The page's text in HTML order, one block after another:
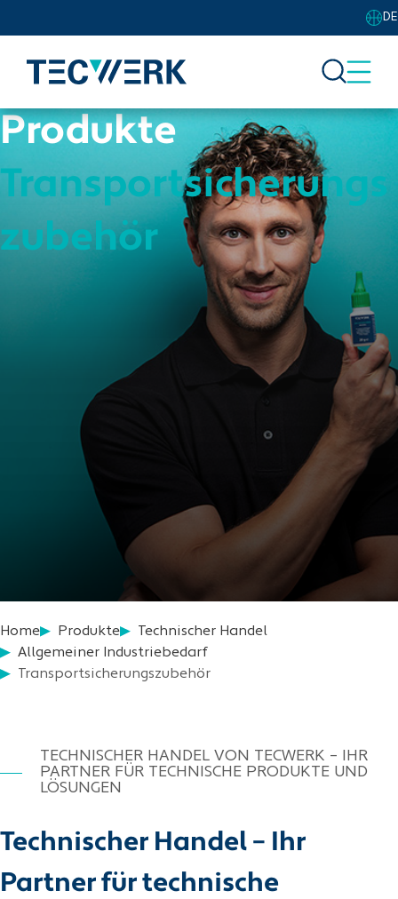
DE
Produkte
Transportsicherungs
zubehör
Home Produkte
Technischer Handel
Allgemeiner Industriebedarf
Transportsicherungszubehör
Technischer Handel – Ihr
Partner für technische
TECHNISCHER HANDEL VON TECWERK – IHR
PARTNER FÜR TECHNISCHE PRODUKTE UND
LÖSUNGEN